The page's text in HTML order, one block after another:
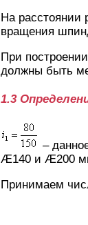
На расстоянии
вращения
При
должны быть
1.3
–
Æ140 и Æ200
Принимаем